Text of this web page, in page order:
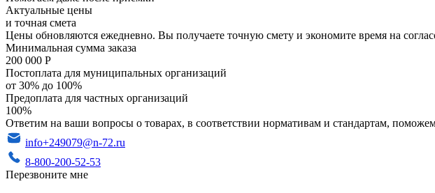
Актуальные цены
и точная смета
Цены обновляются ежедневно. Вы получаете точную смету и экономите время на
Минимальная сумма заказа
200 000 Р
Постоплата для муниципальных организаций
от 30% до 100%
Предоплата для частных организаций
100%
Ответим на ваши вопросы о товарах, в соответствии нормативам и стандартам, поможем
info+249079@n-72.ru
8-800-200-52-53
Перезвоните мне